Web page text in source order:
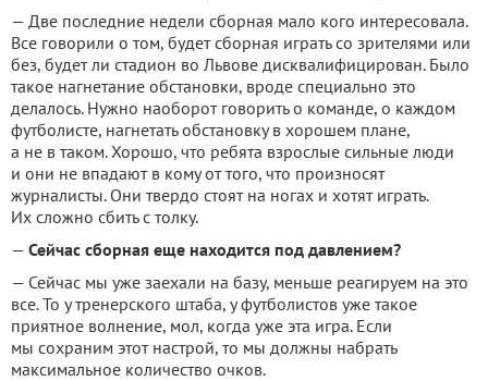
— Две последние недели сборная мало кого интересовала.
Все говорили о том, будет сборная играть со зрителями или
без, будет ли стадион во Львове дисквалифицирован. Было
такое нагнетание обстановки, вроде специально это
делалось. Нужно наоборот говорить о команде, о каждом
футболисте, нагнетать обстановку в хорошем плане,
а не в таком. Хорошо, что ребята взрослые сильные люди
и они не впадают в кому от того, что произносят
журналисты. Они твердо стоят на ногах и хотят играть.
Их сложно сбить с толку.
— Сейчас сборная еще находится под давлением?
— Сейчас мы уже заехали на базу, меньше реагируем на это
все. То у тренерского штаба, у футболистов уже такое
приятное волнение, мол, когда уже эта игра. Если
мы сохраним этот настрой, то мы должны набрать
максимальное количество очков.